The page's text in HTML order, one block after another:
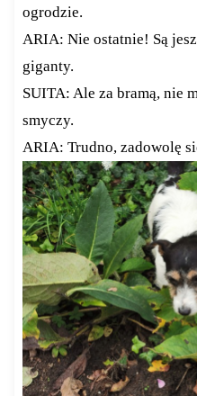
ogrodzie.
ARIA: Nie ostatnie! Są
giganty.
SUITA: Ale za bramą, nie
smyczy.
ARIA: Trudno, zadowolę